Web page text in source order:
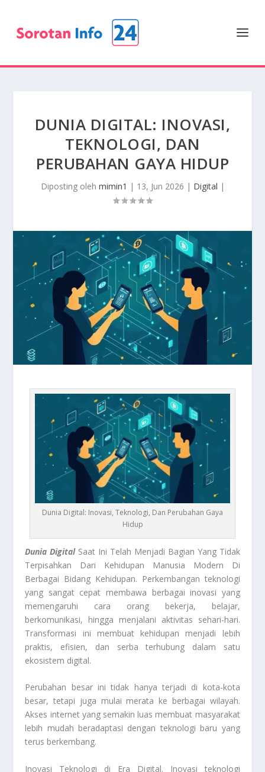
DUNIA DIGITAL: INOVASI,
TEKNOLOGI, DAN
PERUBAHAN GAYA HIDUP
Diposting oleh mimin1 | 13, Jun 2026 | Digital |
Dunia Digital: Inovasi, Teknologi, Dan Perubahan Gaya
Hidup
Dunia DigitalSaat Ini Telah Menjadi Bagian Yang Tidak
Terpisahkan Dari Kehidupan Manusia Modern Di
Berbagai Bidang Kehidupan. Perkembangan teknologi
yang sangat cepat membawa berbagai inovasi yang
memengaruhi cara orang bekerja, belajar,
berkomunikasi, hingga menjalani aktivitas sehari-hari.
Transformasi ini membuat kehidupan menjadi lebih
praktis, efisien, dan serba terhubung dalam satu
ekosistem digital.
Perubahan besar ini tidak hanya terjadi di kota-kota
besar, tetapi juga mulai merata ke berbagai wilayah.
Akses internet yang semakin luas membuat masyarakat
lebih mudah beradaptasi dengan teknologi baru yang
terus berkembang.
Inovasi Teknologi di Era Digital. Inovasi teknologi